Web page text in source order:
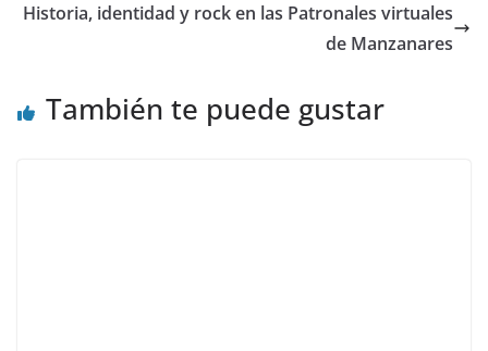
Historia, identidad y rock en las Patronales virtuales
de Manzanares
También te puede gustar